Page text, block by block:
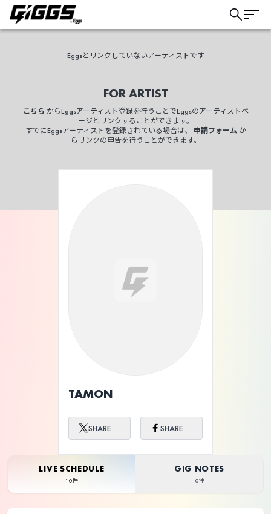
Eggsとリンクしていないアーティストです
FOR ARTIST
こちら からEggsアーティスト登録を行うことでEggsのアーティストペ
ージとリンクすることができます。
すでにEggsアーティストを登録されている場合は、 申請フォームか
らリンクの申告を行うことができます。
TAMON
SHARE SHARE
LIVE SCHEDULE
10件
GIG NOTES
0件